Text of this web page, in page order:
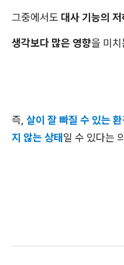
그중에서도 대사 기능의
생각보다 많은 영향을 미
즉, 살이 잘 빠질 수 있는
지 않는 상태일 수 있다는